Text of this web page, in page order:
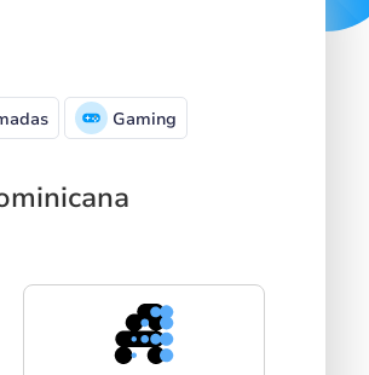
Gaming